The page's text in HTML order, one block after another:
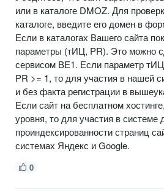
или в каталоге DMOZ. Для
каталоге, введите его домен в
Если в каталогах Вашего сайта
параметры (тИЦ, PR). Это можно
сервисом BE1. Если параметр
PR >= 1, то для участия в нашей
и без факта регистрации в
Если сайт на бесплатном
уровня, то для участия в системе
проиндексированности страниц
системах Яндекс и Google.
0